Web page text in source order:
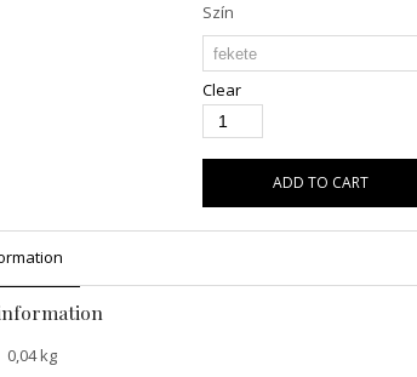
Szín
Clear
ADD TO CART
0,04 kg